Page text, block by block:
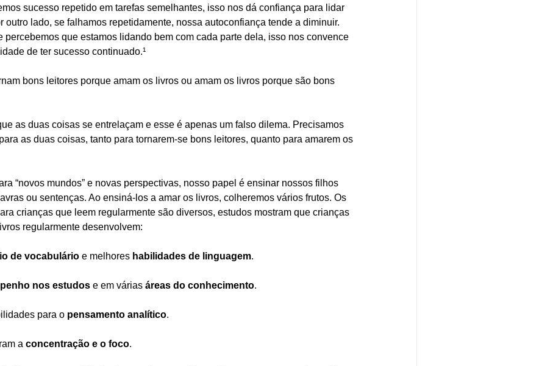
sucesso repetido em tarefas semelhantes, isso nos dá confiança para lidar
outro lado, se falhamos repetidamente, nossa autoconfiança tende a diminuir.
percebemos que estamos lidando bem com cada parte dela, isso nos convence
de ter sucesso continuado.¹
bons leitores porque amam os livros ou amam os livros porque são bons
as duas coisas se entrelaçam e esse é apenas um falso dilema. Precisamos
as duas coisas, tanto para tornarem-se bons leitores, quanto para amarem os
“novos mundos” e novas perspectivas, nosso papel é ensinar nossos filhos
ou sentenças. Ao ensiná-los a amar os livros, colheremos vários frutos. Os
crianças que leem regularmente são diversos, estudos mostram que crianças
regularmente desenvolvem:
de vocabulário e melhores habilidades de linguagem.
nos estudos e em várias áreas do conhecimento.
para o pensamento analítico.
a concentração e o foco.